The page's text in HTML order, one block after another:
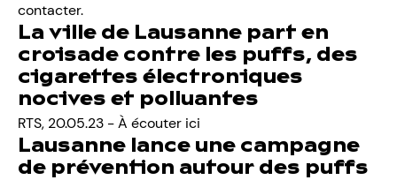
contacter.
La ville de Lausanne part en
croisade contre les puffs, des
cigarettes électroniques
nocives et polluantes
RTS, 20.05.23 -À écouter ici
Lausanne lance une campagne
de prévention autour des puffs